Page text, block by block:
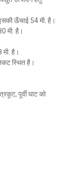
ऊँचाई 54 मी. है।
मी. है।
है।
स्थित है।
पूर्वी घाट को